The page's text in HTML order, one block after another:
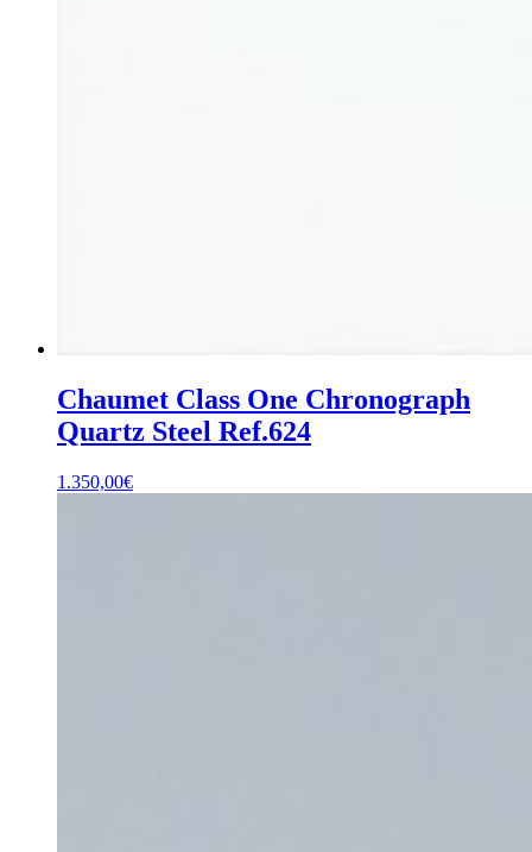
Chaumet Class One Chronograph
Quartz Steel Ref.624
1.350,00€